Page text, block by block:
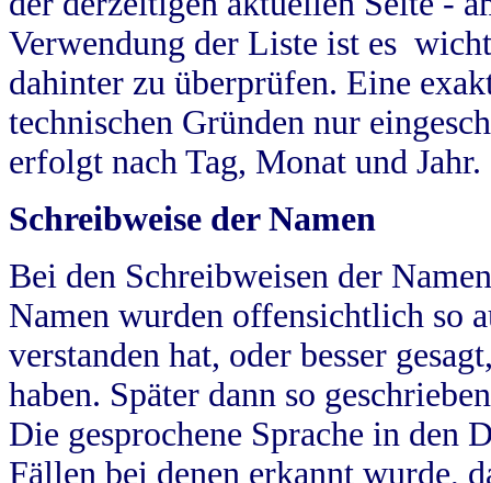
Verwendung der Liste ist es
dahinter zu überprüfen. Eine
technischen Gründen nur
erfolgt nach Tag, Monat und Jahr.
Schreibweise der Namen
Bei den Schreibweisen der
Namen wurden offensichtlich so
verstanden hat, oder besser
haben. Später dann so
Die gesprochene Sprache in
Fällen bei denen erkannt wurde,